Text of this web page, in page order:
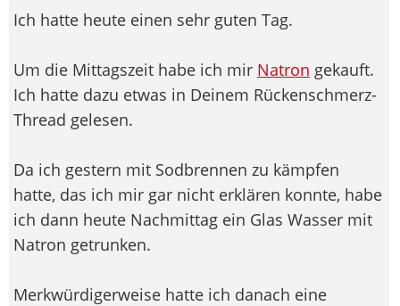
Ich hatte heute einen sehr guten Tag.
Um die Mittagszeit habe ich mir Natron gekauft.
Ich hatte dazu etwas in Deinem Rückenschmerz-
Thread gelesen.
Da ich gestern mit Sodbrennen zu kämpfen
hatte, das ich mir gar nicht erklären konnte, habe
ich dann heute Nachmittag ein Glas Wasser mit
Natron getrunken.
Merkwürdigerweise hatte ich danach eine